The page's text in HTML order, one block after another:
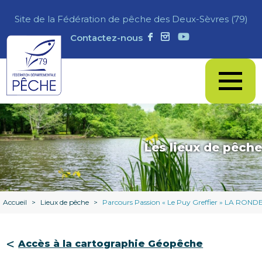
Site de la Fédération de pêche des Deux-Sèvres (79)
Contactez-nous
Les lieux de pêche
Accueil > Lieux de pêche > Parcours Passion « Le Puy Greffier » LA
Accès à la cartographie Géopêche